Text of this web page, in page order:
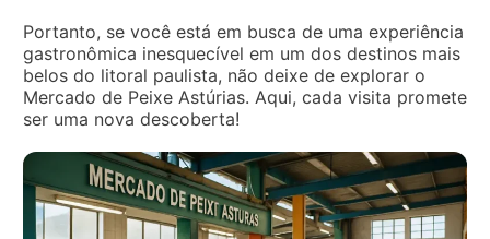
Portanto, se você está em busca de uma experiência
gastronômica inesquecível em um dos destinos mais
belos do litoral paulista, não deixe de explorar o
Mercado de Peixe Astúrias. Aqui, cada visita promete
ser uma nova descoberta!